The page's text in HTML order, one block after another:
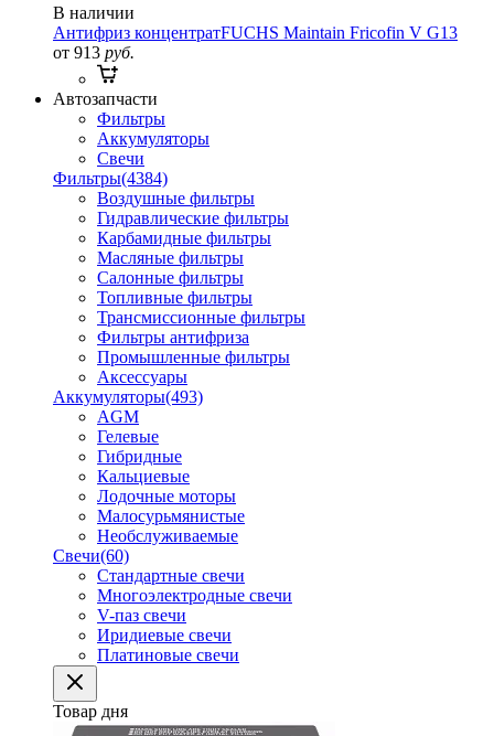
В наличии
Антифриз концентратFUCHS Maintain Fricofin V G13
от 913 руб.
Автозапчасти
Фильтры
Аккумуляторы
Свечи
Фильтры(4384)
Воздушные фильтры
Гидравлические фильтры
Карбамидные фильтры
Масляные фильтры
Салонные фильтры
Топливные фильтры
Трансмиссионные фильтры
Фильтры антифриза
Промышленные фильтры
Аксессуары
Аккумуляторы(493)
AGM
Гелевые
Гибридные
Кальциевые
Лодочные моторы
Малосурьмянистые
Необслуживаемые
Свечи(60)
Стандартные свечи
Многоэлектродные свечи
V-паз свечи
Иридиевые свечи
Платиновые свечи
Товар дня